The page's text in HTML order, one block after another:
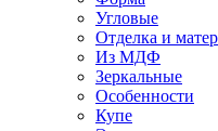
Угловые
Отделка и
Из МДФ
Зеркальные
Особенности
Купе